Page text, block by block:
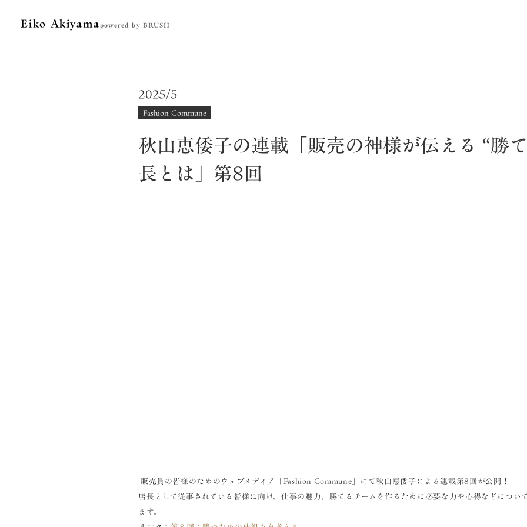
Eiko Akiyamapowered by BRUSH
2025/5
Fashion Commune
秋山恵倭子の連載「販売の神様が伝える “勝
長とは」第8回
販売員の皆様のためのウェブメディア「Fashion Commune」にて秋山恵倭子による連載第8回が公開！
店長として従事されている皆様に向け、仕事の魅力、勝てるチームを作るために必要な力や心得などについ
ます。